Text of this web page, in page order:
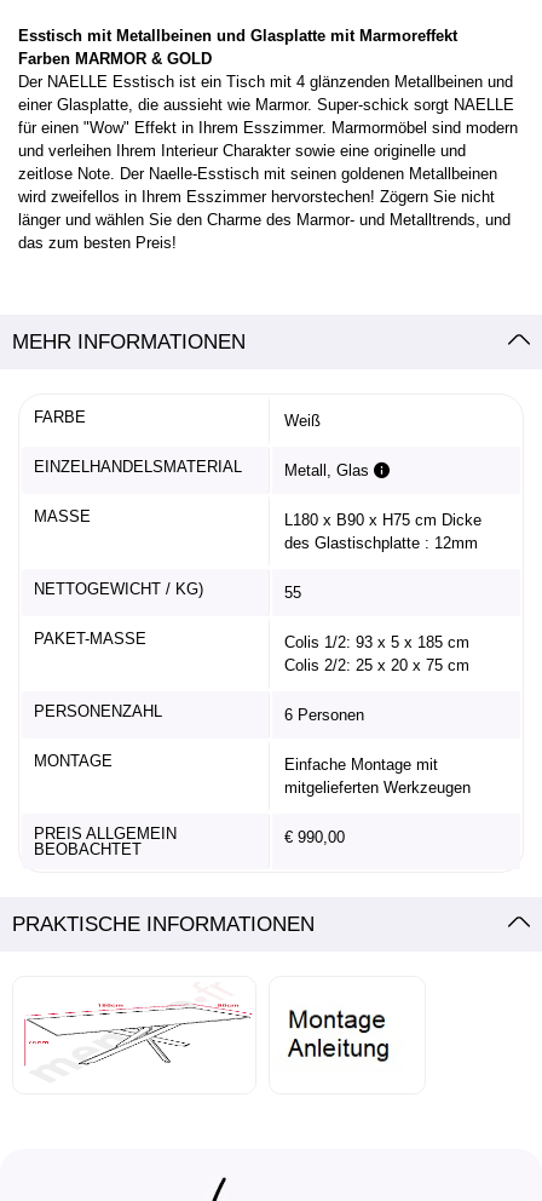
Esstisch mit Metallbeinen und Glasplatte mit Marmoreffekt
Farben MARMOR & GOLD
Der NAELLE Esstisch ist ein Tisch mit 4 glänzenden Metallbeinen und
einer Glasplatte, die aussieht wie Marmor. Super-schick sorgt NAELLE
für einen "Wow" Effekt in Ihrem Esszimmer. Marmormöbel sind modern
und verleihen Ihrem Interieur Charakter sowie eine originelle und
zeitlose Note. Der Naelle-Esstisch mit seinen goldenen Metallbeinen
wird zweifellos in Ihrem Esszimmer hervorstechen! Zögern Sie nicht
länger und wählen Sie den Charme des Marmor- und Metalltrends, und
das zum besten Preis!
MEHR INFORMATIONEN
FARBE Weiß
EINZELHANDELSMATERIAL Metall, Glas
MASSE
L180 x B90 x H75 cm Dicke
des Glastischplatte : 12mm
NETTOGEWICHT / KG) 55
PAKET-MASSE
Colis 1/2: 93 x 5 x 185 cm
Colis 2/2: 25 x 20 x 75 cm
PERSONENZAHL 6 Personen
MONTAGE
Einfache Montage mit
mitgelieferten Werkzeugen
PREIS ALLGEMEIN
BEOBACHTET
€ 990,00
PRAKTISCHE INFORMATIONEN